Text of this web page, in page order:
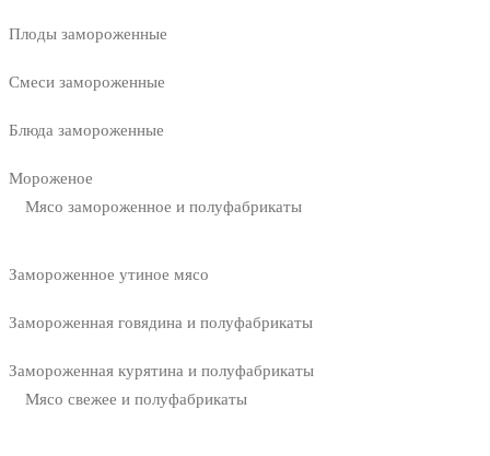
Плоды замороженные
Смеси замороженные
Блюда замороженные
Мороженое
Мясо замороженное и полуфабрикаты
Замороженное утиное мясо
Замороженная говядина и полуфабрикаты
Замороженная курятина и полуфабрикаты
Мясо свежее и полуфабрикаты